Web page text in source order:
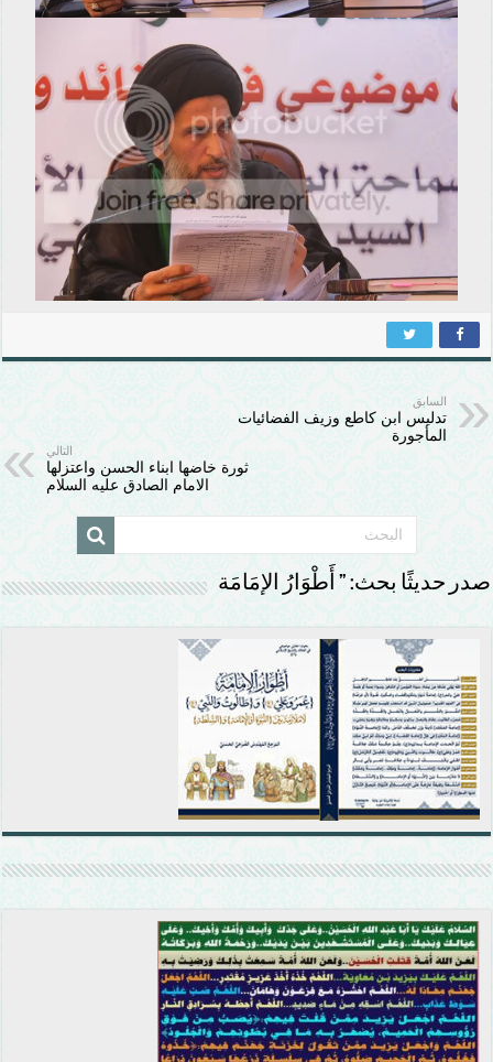
السابق
تدليس ابن كاطع وزيف الفضائيات
المأجورة
التالي
ثورة خاضها ابناء الحسن واعتزلها
الامام الصادق عليه السلام
صدر حديثًا بحث: ” أَطْوَارُ الإمَامَة